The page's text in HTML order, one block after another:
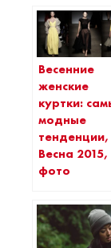
Весенние
женские
куртки:
модные
тенденции,
Весна 2015,
фото